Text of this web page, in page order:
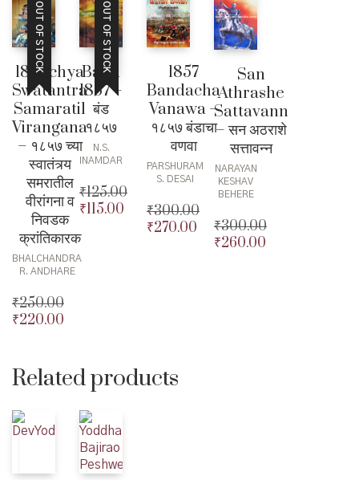
OUT OF STOCK
1857 chya
Swatantra
Samaratil
Virangana
– १८५७ च्या
स्वातंत्र्य
समरातील
वीरांगना व
निवडक
क्रांतिकारक
BHALCHANDRA
R. ANDHARE
₹250.00
Original
₹250.00.
₹220.00
is:
₹220.00.
OUT OF STOCK
Band
1857 –
बंड
१८५७
N.S.
INAMDAR
₹125.00
Original
was:
₹125.00.
₹115.00
1857
Bandacha
Vanawa –
१८५७ बंडाचा
वणवा
PARSHURAM
S. DESAI
₹300.00
Original
₹270.00
San
Athrashe
Sattavann
– सन अठराशे
सत्तावन्न
NARAYAN
KESHAV
BEHERE
₹300.00
Original
₹260.00
Related products